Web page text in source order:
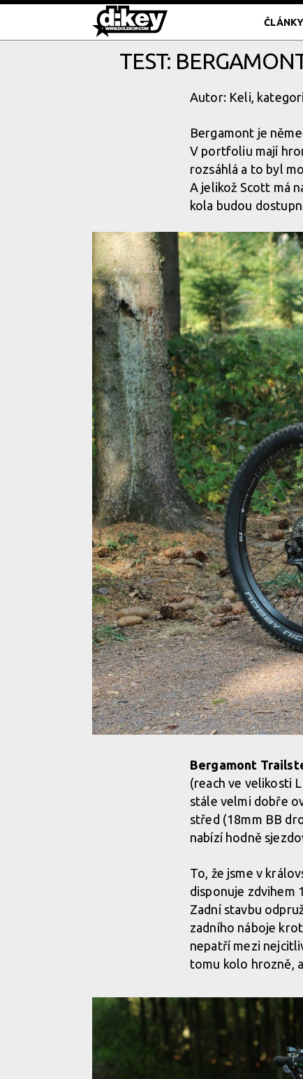
ČLÁNKY
TEST:
Autor: Keli,
Bergamont je
V portfoliu mají
rozsáhlá a to byl
A jelikož Scott má
kola budou
Bergamont
(reach ve velikosti
stále velmi dobře
střed (18mm BB
nabízí hodně
To, že jsme v
disponuje zdvihem
Zadní stavbu
zadního náboje
nepatří mezi
tomu kolo hrozně,